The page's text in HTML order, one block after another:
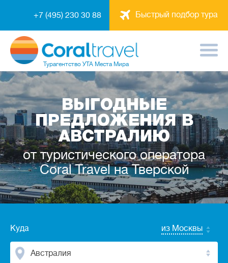
Быстрый подбор тура
+7 (495) 230 30 88
Турагентство УТА Места Мира
ВЫГОДНЫЕ
ПРЕДЛОЖЕНИЯ В
АВСТРАЛИЮ
от туристического оператора
Coral Travel на Тверской
Куда из Москвы
Австралия